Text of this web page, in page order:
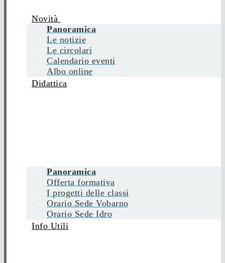
Novità
Panoramica
Le notizie
Le circolari
Calendario eventi
Albo online
Didattica
Panoramica
Offerta formativa
I progetti delle classi
Orario Sede Vobarno
Orario Sede Idro
Info Utili